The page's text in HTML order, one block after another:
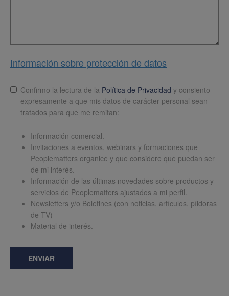
Información sobre protección de datos
LopdConfirmo la lectura de la Política de Privacidad y consiento
expresamente a que mis datos de carácter personal sean
tratados para que me remitan:
Información comercial.
Invitaciones a eventos, webinars y formaciones que
Peoplematters organice y que considere que puedan ser
de mi interés.
Información de las últimas novedades sobre productos y
servicios de Peoplematters ajustados a mi perfil.
Newsletters y/o Boletines (con noticias, artículos, píldoras
de TV)
Material de interés.
ENVIAR